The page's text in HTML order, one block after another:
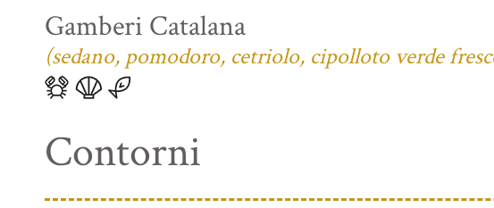
Gamberi Catalana
(sedano, pomodoro, cetriolo, cipolloto verde
Contorni